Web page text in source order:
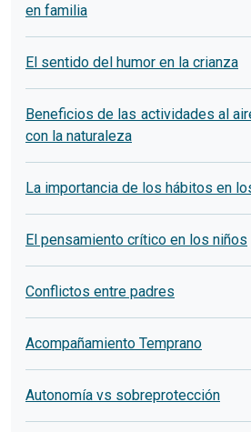
en familia
El sentido del humor en la crianza
Beneficios de las actividades al
con la naturaleza
La importancia de los hábitos en
El pensamiento crítico en los niños
Conflictos entre padres
Acompañamiento Temprano
Autonomía vs sobreprotección